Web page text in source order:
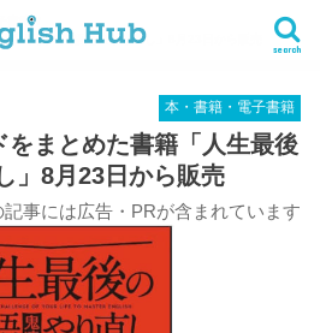
search
書籍
生最後の英語鬼速やり直し」8月23日から販売
本・書籍・電子書籍
をまとめた書籍「人生最後
」8月23日から販売
事には広告・PRが含まれています